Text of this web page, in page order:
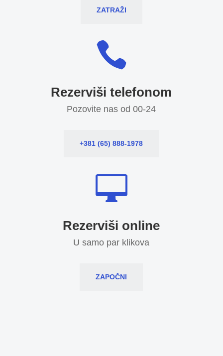
ZATRAŽI

Rezerviši telefonom
Pozovite nas od 00-24
+381 (65) 888-1978

Rezerviši online
U samo par klikova
ZAPOČNI